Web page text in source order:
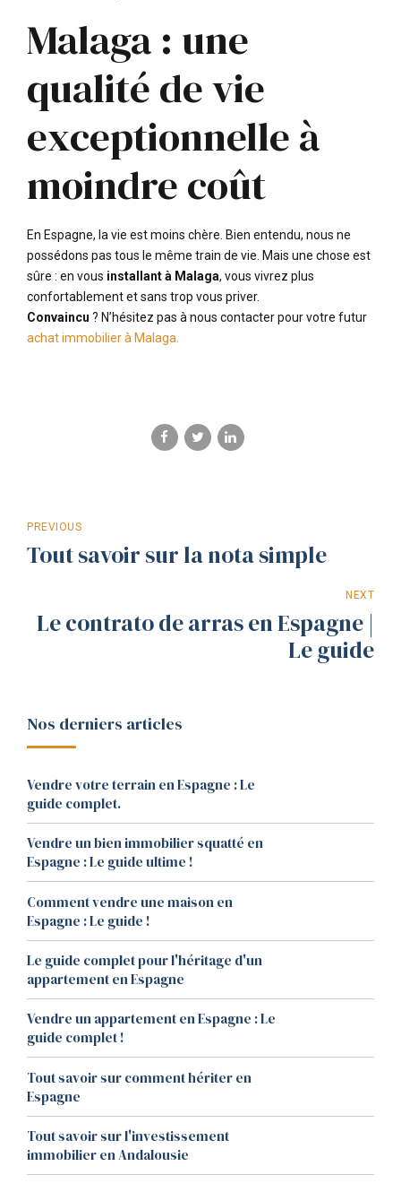
Malaga : une
qualité de vie
exceptionnelle à
moindre coût
En Espagne, la vie est moins chère. Bien entendu, nous ne
possédons pas tous le même train de vie. Mais une chose est
sûre : en vous installant à Malaga, vous vivrez plus
confortablement et sans trop vous priver.
Convaincu ? N’hésitez pas à nous contacter pour votre futur
achat immobilier à Malaga.
PREVIOUS
Tout savoir sur la nota simple
NEXT
Le contrato de arras en Espagne |
Le guide
Nos derniers articles
Vendre votre terrain en Espagne : Le
guide complet.
Vendre un bien immobilier squatté en
Espagne : Le guide ultime !
Comment vendre une maison en
Espagne : Le guide !
Le guide complet pour l'héritage d'un
appartement en Espagne
Vendre un appartement en Espagne : Le
guide complet !
Tout savoir sur comment hériter en
Espagne
Tout savoir sur l'investissement
immobilier en Andalousie